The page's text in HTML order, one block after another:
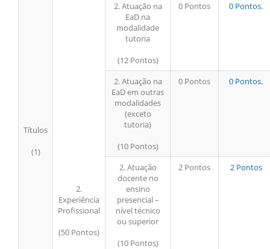
Títulos
(1)
2.
Experiência
Profissional
(50 Pontos)
2. Atuação na
EaD na
modalidade
tutoria
(12 Pontos)
0 Pontos 0 Pontos.
2. Atuação na
EaD em outras
modalidades
(exceto
tutoria)
(10 Pontos)
0 Pontos 0 Pontos.
2. Atuação
docente no
ensino
presencial –
nível técnico
ou superior
(10 Pontos)
2 Pontos 2 Pontos